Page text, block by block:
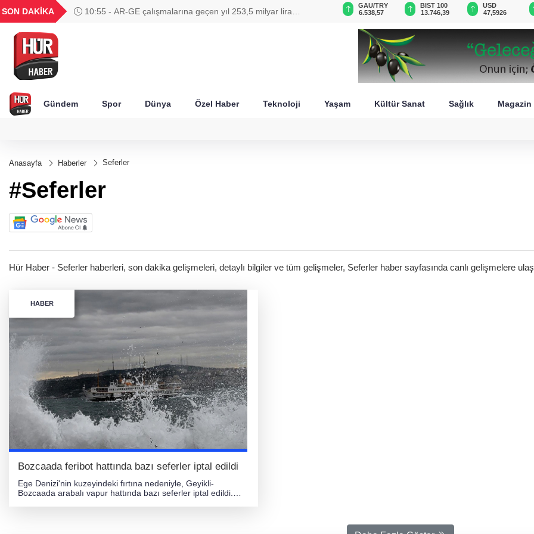
SON DAKİKA
10:55 - AR-GE çalışmalarına geçen yıl 253,5 milyar lira
UYU
1,1857
18,1998
16,2488
28,0626
0,0018
GAU/TRY
6.538,57
BIST 100
13.746,39
USD
47,5926
Gündem Spor Dünya Özel Haber Teknoloji Yaşam Kültür Sanat Sağlık Magazin
Anasayfa Haberler Seferler
#Seferler
Hür Haber - Seferler haberleri, son dakika gelişmeleri, detaylı bilgiler ve tüm gelişmeler, Seferler haber sayfasında canlı gelişmelere
HABER
Bozcaada feribot hattında bazı seferler iptal edildi
Ege Denizi'nin kuzeyindeki fırtına nedeniyle, Geyikli-
Bozcaada arabalı vapur hattında bazı seferler iptal edildi.